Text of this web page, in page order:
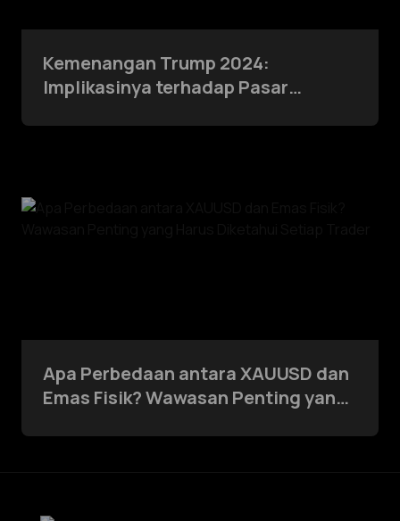
Kemenangan Trump 2024:
Implikasinya terhadap Pasar
Apa Perbedaan antara XAUUSD dan
Emas Fisik? Wawasan Penting yang